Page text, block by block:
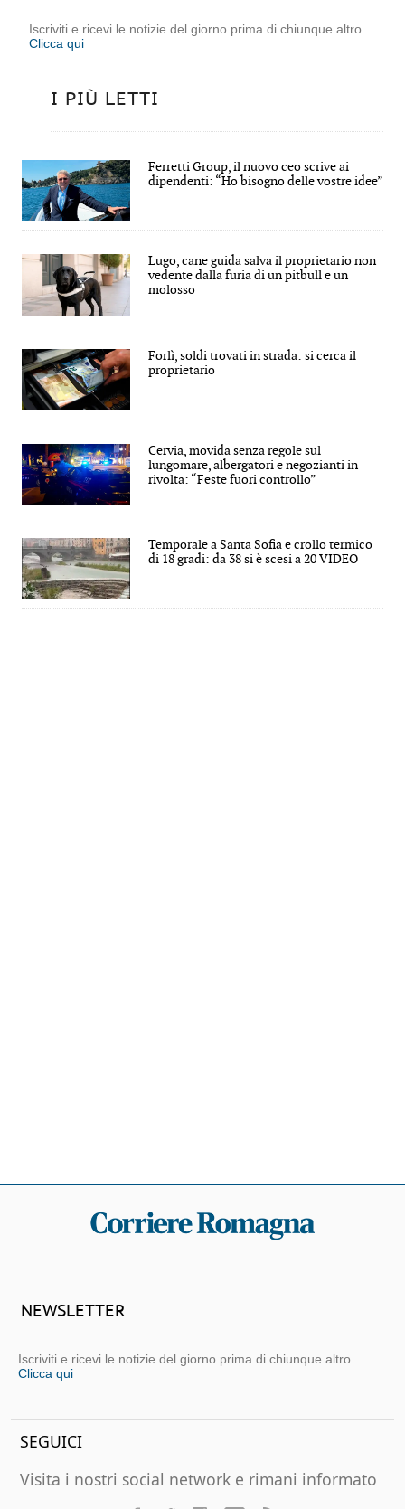
Iscriviti e ricevi le notizie del giorno prima di chiunque altro
Clicca qui
I PIÙ LETTI
Ferretti Group, il nuovo ceo scrive ai
dipendenti: “Ho bisogno delle vostre idee”
Lugo, cane guida salva il proprietario non
vedente dalla furia di un pitbull e un
molosso
Forlì, soldi trovati in strada: si cerca il
proprietario
Cervia, movida senza regole sul
lungomare, albergatori e negozianti in
rivolta: “Feste fuori controllo”
Temporale a Santa Sofia e crollo termico
di 18 gradi: da 38 si è scesi a 20 VIDEO
NEWSLETTER
Iscriviti e ricevi le notizie del giorno prima di chiunque altro
Clicca qui
SEGUICI
Visita i nostri social network e rimani informato